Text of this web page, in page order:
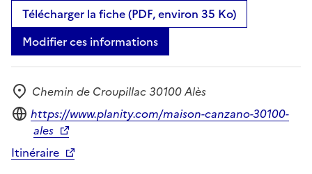
Télécharger la fiche (PDF, environ 35 Ko)
Modifier ces informations
Adresse
Chemin de Croupillac 30100 Alès
Site internet
https://www.planity.com/maison-canzano-30100-
ales
Itinéraire